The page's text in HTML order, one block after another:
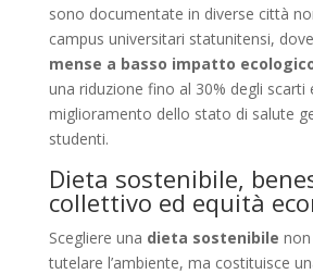
sono documentate in diverse città
campus universitari statunitensi,
mense a basso impatto
una riduzione fino al 30% degli scarti
miglioramento dello stato di salute
studenti.
Dieta sostenibile,
collettivo ed equità
Scegliere una dieta sostenibile
tutelare l’ambiente, ma costituisce